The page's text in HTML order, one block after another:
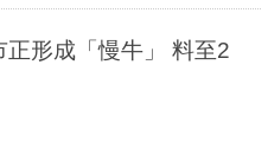
正形成「慢牛」 料至2